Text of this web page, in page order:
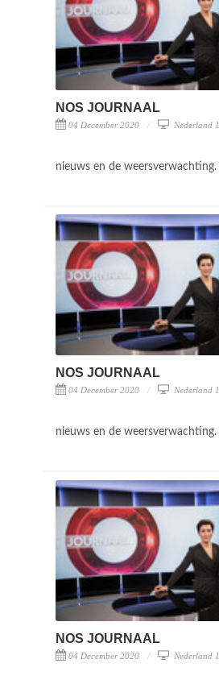
NOS JOURNAAL
04 December 2020 Nederland 1
nieuws en de weersverwachting.
NOS JOURNAAL
04 December 2020 Nederland 1
nieuws en de weersverwachting.
NOS JOURNAAL
04 December 2020 Nederland 1